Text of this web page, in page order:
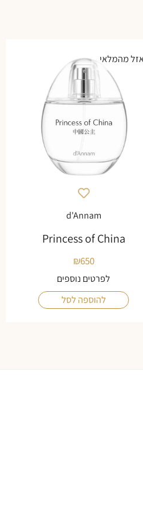
מהמלאי
d'Annam
Princess of China
₪650
לפרטים נוספים
להוספה לסל